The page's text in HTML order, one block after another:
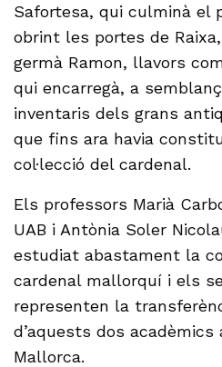
Safortesa, qui culminà el
obrint les portes de
germà Ramon, llavors
qui encarregà, a
inventaris dels grans
que fins ara havia
col·lecció del cardenal.
Els professors Marià
UAB i Antònia Soler
estudiat abastament la
cardenal mallorquí i els
representen la
d’aquests dos
Mallorca.